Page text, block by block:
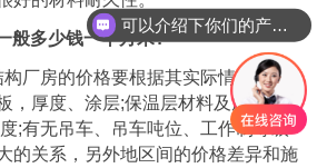
般多少钱一平方米?
房的价格要根据其实际情况，因
，厚度、涂层;保温层材料及厚度;有
;有无吊车、吊车吨位、工作制等级
的关系，另外地区间的价格差异和施
可以介绍下你们的产品么